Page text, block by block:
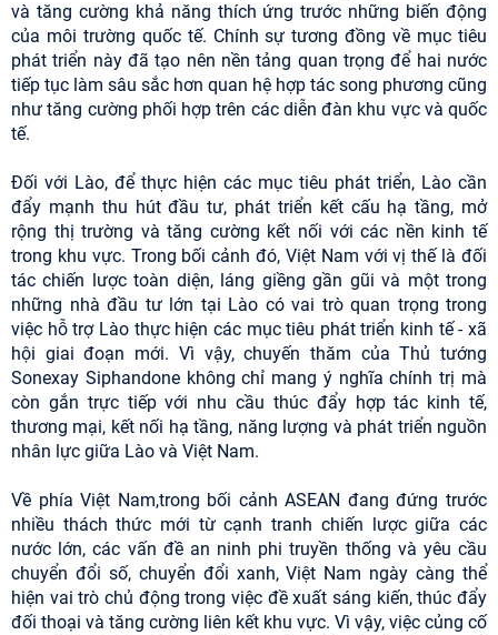
và tăng cường khả năng thích ứng trước những biến động
của môi trường quốc tế. Chính sự tương đồng về mục tiêu
phát triển này đã tạo nên nền tảng quan trọng để hai nước
tiếp tục làm sâu sắc hơn quan hệ hợp tác song phương cũng
như tăng cường phối hợp trên các diễn đàn khu vực và quốc
tế.
Đối với Lào, để thực hiện các mục tiêu phát triển, Lào cần
đẩy mạnh thu hút đầu tư, phát triển kết cấu hạ tầng, mở
rộng thị trường và tăng cường kết nối với các nền kinh tế
trong khu vực. Trong bối cảnh đó, Việt Nam với vị thế là đối
tác chiến lược toàn diện, láng giềng gần gũi và một trong
những nhà đầu tư lớn tại Lào có vai trò quan trọng trong
việc hỗ trợ Lào thực hiện các mục tiêu phát triển kinh tế - xã
hội giai đoạn mới. Vì vậy, chuyến thăm của Thủ tướng
Sonexay Siphandone không chỉ mang ý nghĩa chính trị mà
còn gắn trực tiếp với nhu cầu thúc đẩy hợp tác kinh tế,
thương mại, kết nối hạ tầng, năng lượng và phát triển nguồn
nhân lực giữa Lào và Việt Nam.
Về phía Việt Nam,trong bối cảnh ASEAN đang đứng trước
nhiều thách thức mới từ cạnh tranh chiến lược giữa các
nước lớn, các vấn đề an ninh phi truyền thống và yêu cầu
chuyển đổi số, chuyển đổi xanh, Việt Nam ngày càng thể
hiện vai trò chủ động trong việc đề xuất sáng kiến, thúc đẩy
đối thoại và tăng cường liên kết khu vực. Vì vậy, việc củng cố